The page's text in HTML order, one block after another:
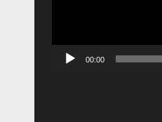
00:00